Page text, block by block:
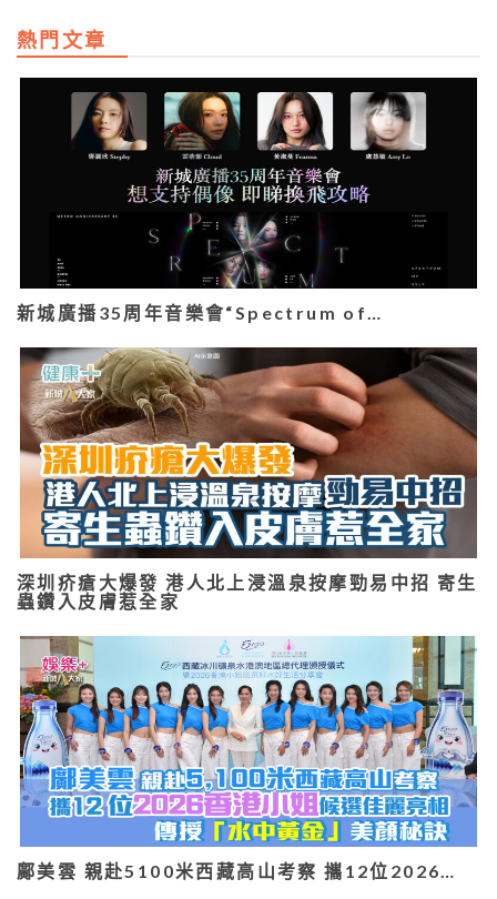
熱門文章
新城廣播35周年音樂會“Spectrum of…
深圳疥瘡大爆發 港人北上浸溫泉按摩勁易中招 寄生
蟲鑽入皮膚惹全家
鄺美雲 親赴5100米西藏高山考察 攜12位2026…